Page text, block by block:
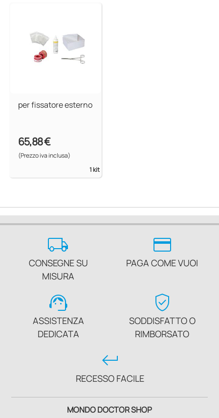
per fissatore esterno
65,88 €
(Prezzo iva inclusa)
1 kit
local_shipping
CONSEGNE SU
MISURA
credit_card
PAGA COME VUOI
support_agent
ASSISTENZA
DEDICATA
verified_user
SODDISFATTO O
RIMBORSATO
keyboard_return
RECESSO FACILE
MONDO DOCTOR SHOP